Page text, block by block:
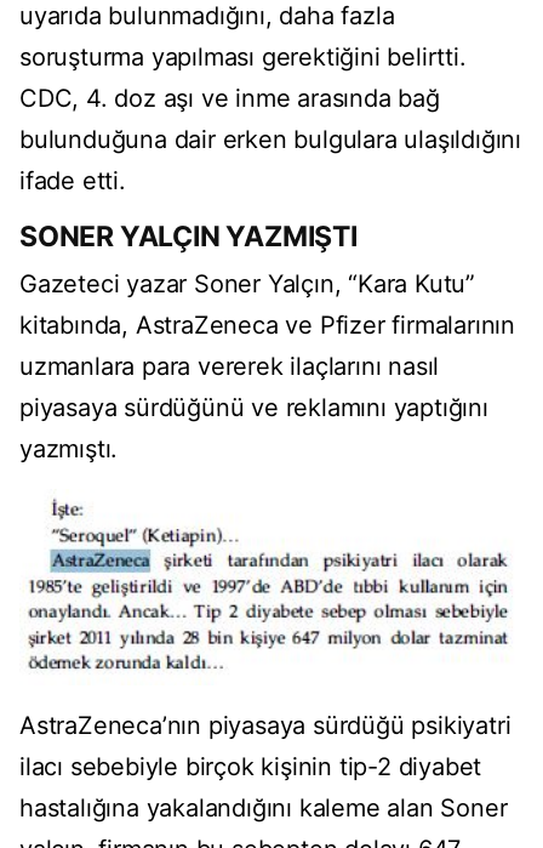
uyarıda bulunmadığını, daha fazla
soruşturma yapılması gerektiğini belirtti.
CDC, 4. doz aşı ve inme arasında bağ
bulunduğuna dair erken bulgulara ulaşıldığını
ifade etti.
SONER YALÇIN YAZMIŞTI
Gazeteci yazar Soner Yalçın, “Kara Kutu”
kitabında, AstraZeneca ve Pfizer firmalarının
uzmanlara para vererek ilaçlarını nasıl
piyasaya sürdüğünü ve reklamını yaptığını
yazmıştı.
AstraZeneca’nın piyasaya sürdüğü psikiyatri
ilacı sebebiyle birçok kişinin tip-2 diyabet
hastalığına yakalandığını kaleme alan Soner